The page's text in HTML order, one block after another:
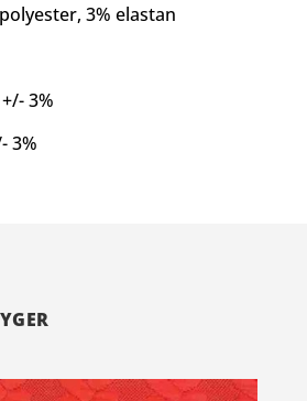
3% elastan
3%
3%